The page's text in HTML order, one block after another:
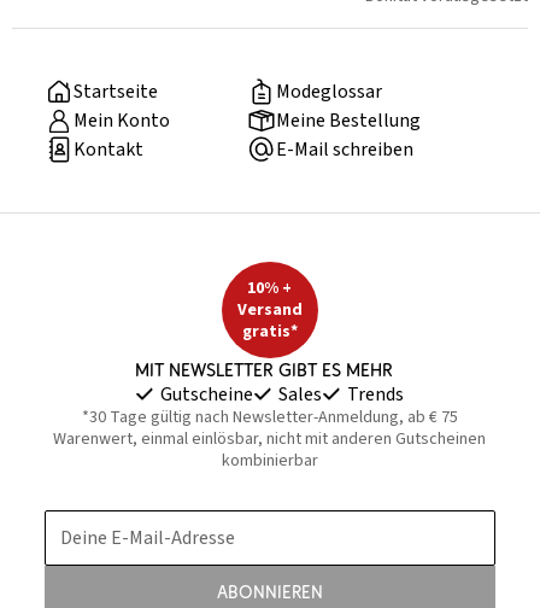
Startseite
Modeglossar
Mein Konto
Meine Bestellung
Kontakt
E-Mail schreiben
10% +
Versand
gratis*
Mit Newsletter gibt es mehr
Gutscheine Sales Trends
*30 Tage gültig nach Newsletter-Anmeldung, ab € 75
Warenwert, einmal einlösbar, nicht mit anderen Gutscheinen
kombinierbar
Deine E-Mail-Adresse
Abonnieren